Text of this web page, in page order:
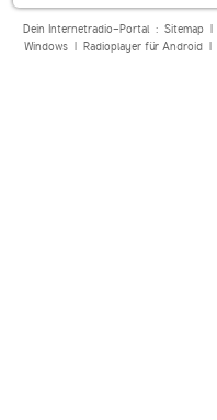
Dein Internetradio-Portal : Sitemap|
Windows| Radioplayer für Android|